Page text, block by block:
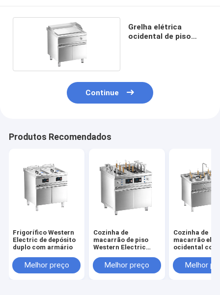
Grelha elétrica
ocidental de piso
Continue
Produtos Recomendados
Frigorífico Western
Electric de depósito
duplo com armário
Melhor preço
Cozinha de
macarrão de piso
Western Electric
armário
Melhor preço
Cozinha de
macarrão
ocidental com
Melhor